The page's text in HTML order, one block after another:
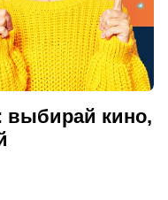
выбирай кино,